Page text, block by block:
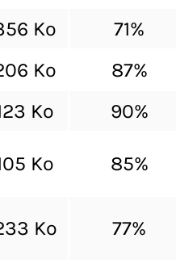
Ko 71%
Ko 87%
Ko 90%
Ko 85%
Ko 77%